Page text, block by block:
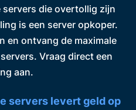
die overtollig zijn
is een server opkoper.
en ontvang de maximale
Vraag direct een
aan.
servers levert geld op